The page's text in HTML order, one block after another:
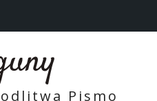
Pismo